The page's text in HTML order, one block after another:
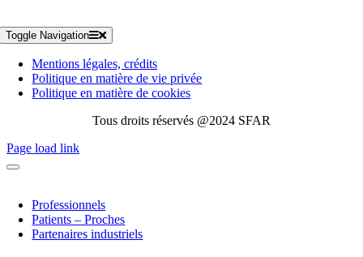
Toggle Navigation
Mentions légales, crédits
Politique en matière de vie privée
Politique en matière de cookies
Tous droits réservés @2024 SFAR
Page load link
Professionnels
Patients – Proches
Partenaires industriels